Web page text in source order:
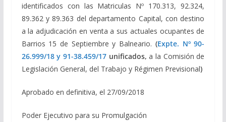
identificados con las Matriculas Nº 170.313, 92.324,
89.362 y 89.363 del departamento Capital, con destino
a la adjudicación en venta a sus actuales ocupantes de
Barrios 15 de Septiembre y Balneario. (Expte. Nº 90-
26.999/18 y 91-38.459/17 unificados,a la Comisión de
Legislación General, del Trabajo y Régimen Previsional)
Aprobado en definitiva, el 27/09/2018
Poder Ejecutivo para su Promulgación